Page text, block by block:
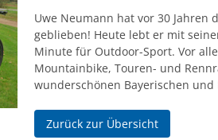
Uwe Neumann hat vor 30 Jahren
geblieben! Heute lebt er mit
Minute für Outdoor-Sport. Vor
Mountainbike, Touren- und
wunderschönen Bayerischen und
Zurück zur Übersicht